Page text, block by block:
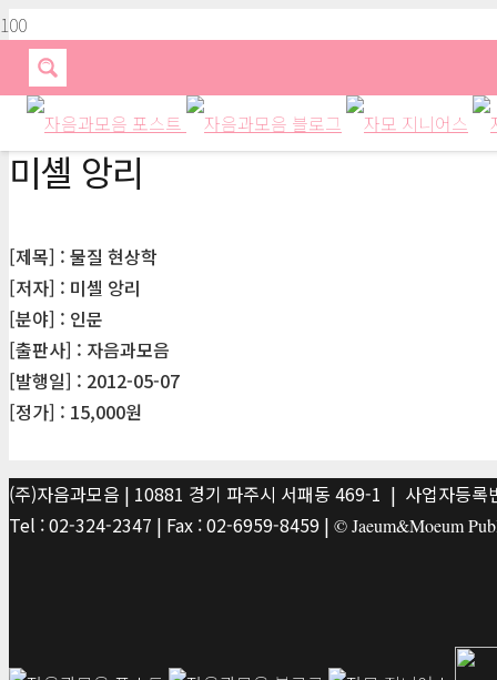
미셸 앙리
[제목] : 물질 현상학
[저자] : 미셸 앙리
[분야] : 인문
[출판사] : 자음과모음
[발행일] : 2012-05-07
[정가] : 15,000원
(주)자음과모음 | 10881 경기 파주시 서패동 469-1 | 사업자등
Tel : 02-324-2347 | Fax : 02-6959-8459 | © Jaeum&Moeum